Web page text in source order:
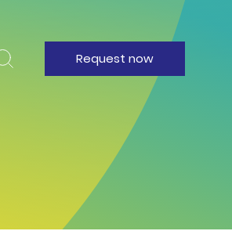
Request now